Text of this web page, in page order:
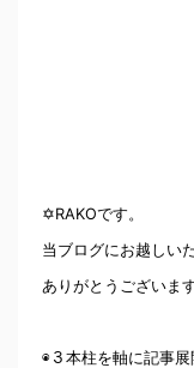
✡RAKOです。
当ブログにお越しい
ありがとうございま
◉３本柱を軸に記事展